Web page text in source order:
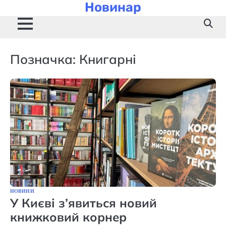
content
Новинар
Позначка: Книгарні
НОВИНИ
У Києві з’явиться новий
книжковий корнер